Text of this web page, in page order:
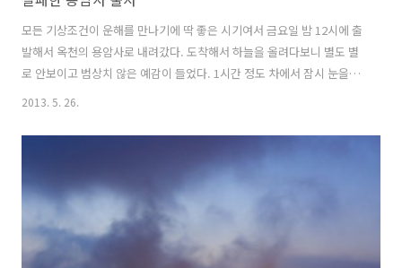
모든 기상조건이 운해를 만나기에 딱 좋은 시기여서 금요일 밤 12시에 출
발해서 옥천의 용암사로 내려갔다. 도착해서 하늘을 올려다보니 별도 별
로 안보이고 범상치 않은 예감이 들었다. 1시간 정도 차에서 잠시 눈을 붙
이고 일어나 장비를 챙기고 헤드렌턴을 켜고 용암사 위쪽에 있는 포인트
열리고 운해가 몰려오길 기도했지만 하늘도 열리지 않고 운해도 보이지
않았다. 그야말로 좌절이었다. 세번째 시도를 기약하고 철수하는 수밖에
2013. 5. 26.